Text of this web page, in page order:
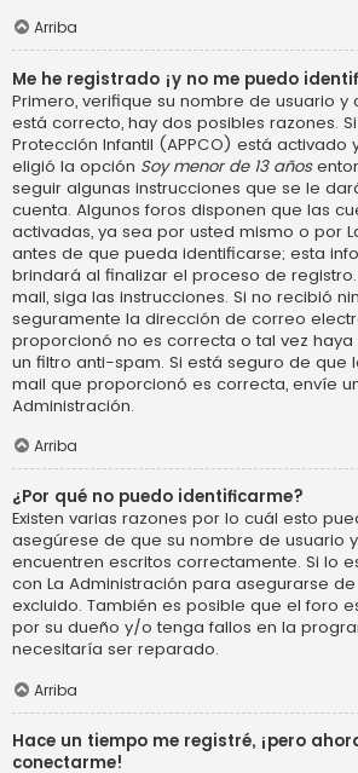
Arriba
Me he registrado ¡y no me puedo
Primero, verifique su nombre de usuario y
está correcto, hay dos posibles razones.
Protección Infantil (APPCO) está activado
eligió la opción Soy menor de 13 años
seguir algunas instrucciones que se le
cuenta. Algunos foros disponen que las
activadas, ya sea por usted mismo o por
antes de que pueda identificarse; esta
brindará al finalizar el proceso de
mail, siga las instrucciones. Si no recibió
seguramente la dirección de correo
proporcionó no es correcta o tal vez
un filtro anti-spam. Si está seguro de que
mail que proporcionó es correcta, envíe
Administración.
Arriba
¿Por qué no puedo identificarme?
Existen varias razones por lo cuál esto
asegúrese de que su nombre de usuario
encuentren escritos correctamente. Si lo
con La Administración para asegurarse
excluido. También es posible que el foro
por su dueño y/o tenga fallos en la
necesitaría ser reparado.
Arriba
Hace un tiempo me registré, ¡pero
conectarme!